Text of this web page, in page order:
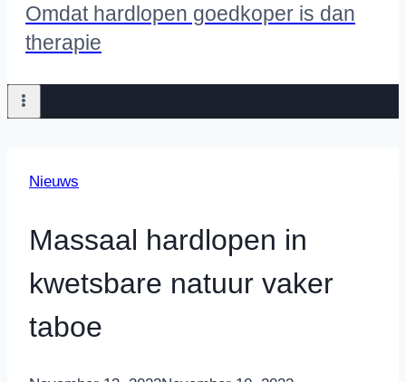
Omdat hardlopen goedkoper is dan
therapie
Nieuws
Massaal hardlopen in
kwetsbare natuur vaker
taboe